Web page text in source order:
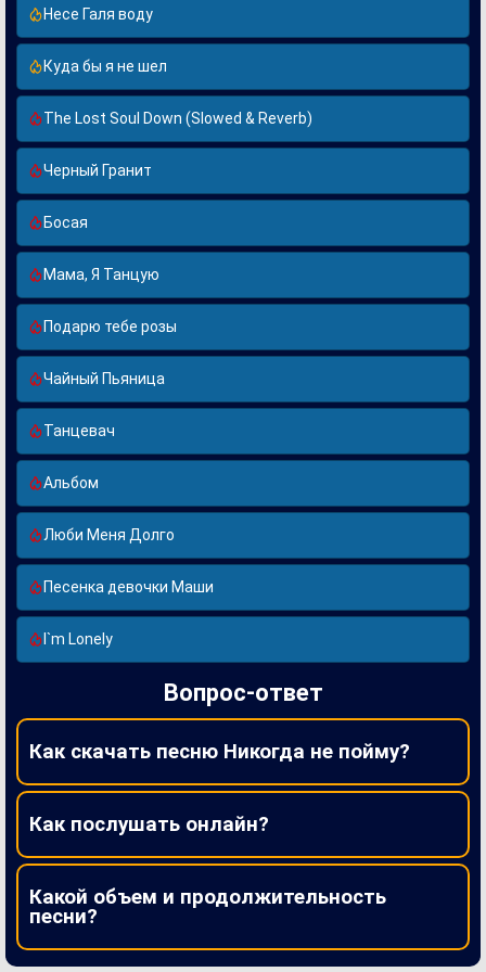
Несе Галя воду
Куда бы я не шел
The Lost Soul Down (Slowed & Reverb)
Черный Гранит
Босая
Мама, Я Танцую
Подарю тебе розы
Чайный Пьяница
Танцевач
Альбом
Люби Меня Долго
Песенка девочки Маши
I`m Lonely
Вопрос-ответ
Как скачать песню Никогда не пойму?
Как послушать онлайн?
Какой объем и продолжительность
песни?